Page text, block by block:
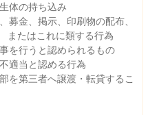
体の持ち込み
募金、掲示、印刷物の配布、
またはこれに類する行為
を行うと認められるもの
適当と認める行為
を第三者へ譲渡・転貸するこ